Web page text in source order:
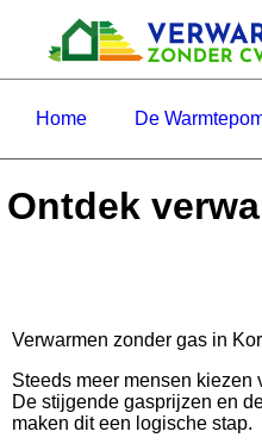
Home De
Ontdek
Verwarmen zonder gas in
Steeds meer mensen
De stijgende gasprijzen en
maken dit een logische stap.